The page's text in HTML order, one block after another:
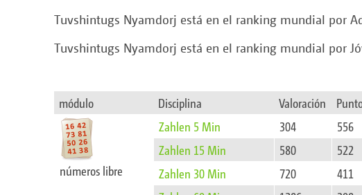
Tuvshintugs Nyamdorj está en el ranking mundial por
Tuvshintugs Nyamdorj está en el ranking mundial por
módulo Disciplina Valoración
números libre
Zahlen 5 Min 304 556
Zahlen 15 Min
580 522
Zahlen 30 Min
720 411